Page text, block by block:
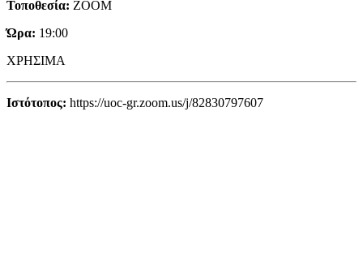
Τοποθεσία: ZOOM
Ώρα: 19:00
ΧΡΗΣΙΜΑ
Ιστότοπος: https://uoc-gr.zoom.us/j/82830797607